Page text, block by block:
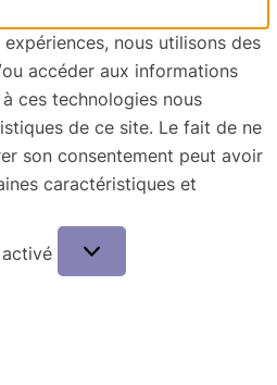
nous utilisons des
accéder aux informations
ces technologies nous
de ce site. Le fait de ne
son consentement peut avoir
caractéristiques et